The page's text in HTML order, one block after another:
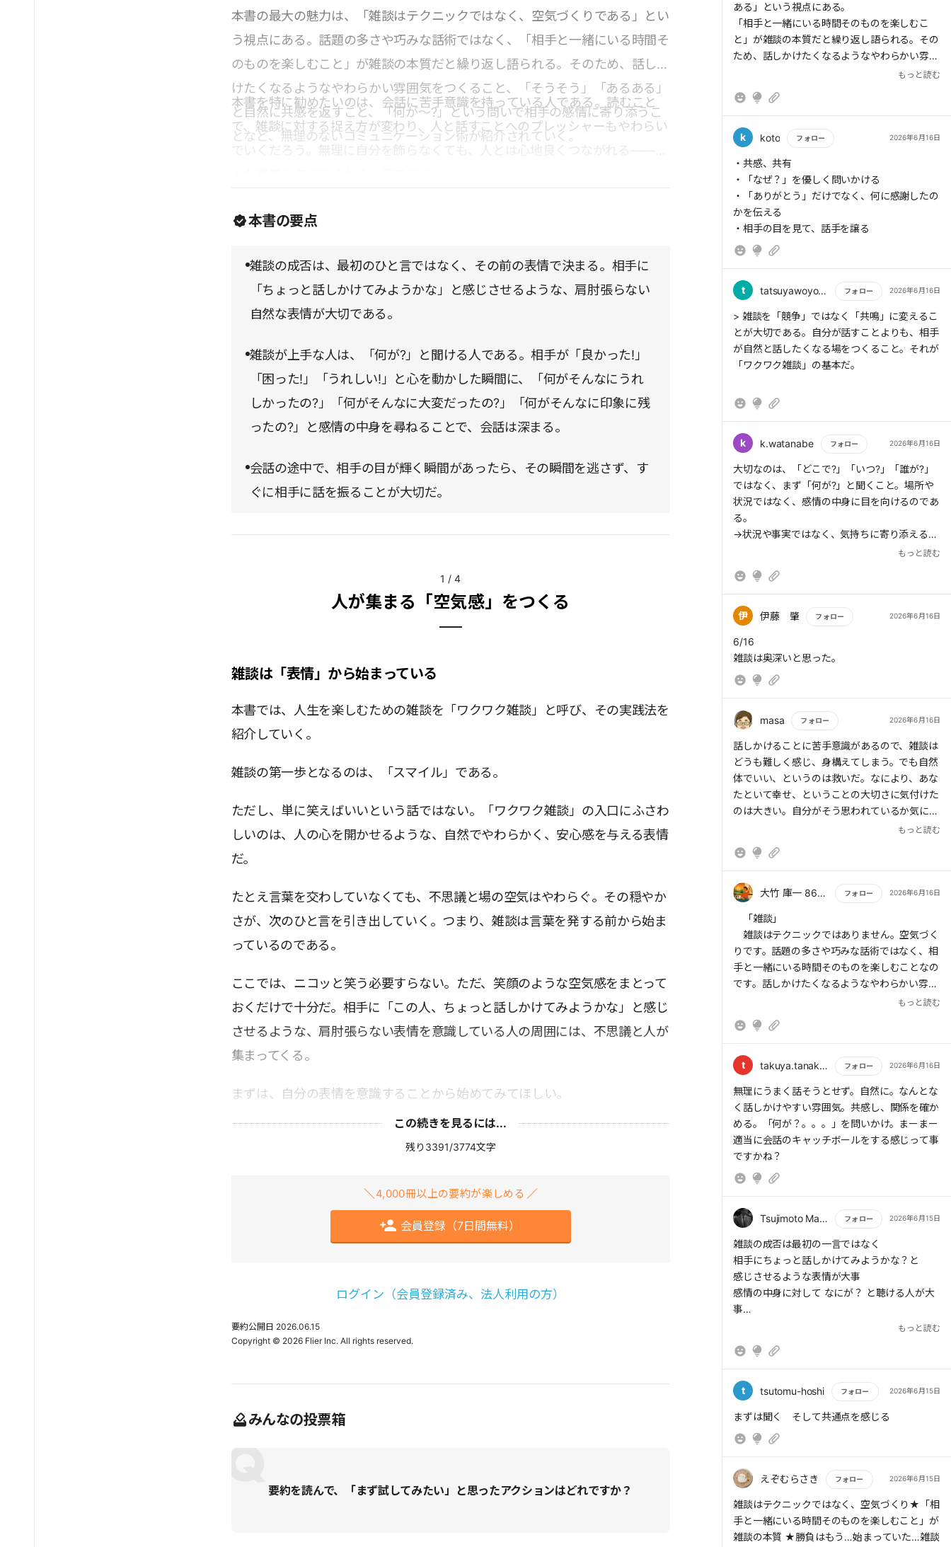
本書の最大の魅力は、「雑談はテクニックではなく、空気づくりである」とい
う視点にある。話題の多さや巧みな話術ではなく、「相手と一緒にいる時間そ
のものを楽しむこと」が雑談の本質だと繰り返し語られる。そのため、話しか
けたくなるようなやわらかい雰囲気をつくること、「そうそう」「あるある」
と自然に共感を返すこと、「何が～?」という問いで相手の感情に寄り添うこ
となど、無理のないコミュニケーション術が紹介されていく。
本書を特に勧めたいのは、会話に苦手意識を持っている人である。読むこと
で、雑談に対する捉え方が変わり、人と話すことへのプレッシャーもやわらい
でいくだろう。無理に自分を飾らなくても、人とは心地良くつながれる――そ
本書の要点
雑談の成否は、最初のひと言ではなく、その前の表情で決まる。相手に
「ちょっと話しかけてみようかな」と感じさせるような、肩肘張らない
自然な表情が大切である。
雑談が上手な人は、「何が?」と聞ける人である。相手が「良かった!」
「困った!」「うれしい!」と心を動かした瞬間に、「何がそんなにうれ
しかったの?」「何がそんなに大変だったの?」「何がそんなに印象に残
ったの?」と感情の中身を尋ねることで、会話は深まる。
会話の途中で、相手の目が輝く瞬間があったら、その瞬間を逃さず、す
ぐに相手に話を振ることが大切だ。
1 / 4
人が集まる「空気感」をつくる
雑談は「表情」から始まっている
本書では、人生を楽しむための雑談を「ワクワク雑談」と呼び、その実践法を
紹介していく。
雑談の第一歩となるのは、「スマイル」である。
ただし、単に笑えばいいという話ではない。「ワクワク雑談」の入口にふさわ
しいのは、人の心を開かせるような、自然でやわらかく、安心感を与える表情
だ。
たとえ言葉を交わしていなくても、不思議と場の空気はやわらぐ。その穏やか
さが、次のひと言を引き出していく。つまり、雑談は言葉を発する前から始ま
っているのである。
ここでは、ニコッと笑う必要すらない。ただ、笑顔のような空気感をまとって
おくだけで十分だ。相手に「この人、ちょっと話しかけてみようかな」と感じ
させるような、肩肘張らない表情を意識している人の周囲には、不思議と人が
集まってくる。
まずは、自分の表情を意識することから始めてみてほしい。
この続きを見るには...
残り3391/3774文字
4,000冊以上の要約が楽しめる
会員登録（7日間無料）
ログイン（会員登録済み、法人利用の方）
要約公開日 2026.06.15
Copyright © 2026 Flier Inc. All rights reserved.
みんなの投票箱
要約を読んで、「まず試してみたい」と思ったアクションはどれですか？
ある」という視点にある。
「相手と一緒にいる時間そのものを楽しむこ
と」が雑談の本質だと繰り返し語られる。その
ため、話しかけたくなるようなやわらかい雰囲
気をつくること、「そうそう」「あるある」と
いで相手の感情に寄り添うこと
> 「ワクワク雑談」の入口にふさわしいのは、
人の心を開かせるような、自然でやわらかく、
安心感を与える表情だ。
雑談は「表情」から始まっている
> 家の縁側で冬の日差しを浴びながら、ぽかぽ
かと過ごしているような感覚に近い。お互いが
自然体のままそこにいて、何気なく言葉を交わ
しながら、少しずつ心があたたまっていく
――。そんな空気を育てる雑談である。
共通感覚があるだけで、関係の温度が変わって
いくのである。
もっと読む
k koto フォロー 2026年6月16日
もっと読む
・共感、共有
・「なぜ？」を優しく問いかける
・「ありがとう」だけでなく、何に感謝したの
かを伝える
・相手の目を見て、話手を譲る
t tatsuyawoyoroshiku フォロー 2026年6月16日
もっと読む
> 雑談を「競争」ではなく「共鳴」に変えるこ
とが大切である。自分が話すことよりも、相手
が自然と話したくなる場をつくること。それが
「ワクワク雑談」の基本だ。
k k.watanabe フォロー 2026年6月16日
もっと読む
大切なのは、「どこで?」「いつ?」「誰が?」
ではなく、まず「何が?」と聞くこと。場所や
状況ではなく、感情の中身に目を向けるのであ
る。
→状況や事実ではなく、気持ちに寄り添えるこ
もっと読む
伊 伊藤 肇 フォロー 2026年6月16日
もっと読む
6/16
雑談は奥深いと思った。
masa フォロー 2026年6月16日
もっと読む
話しかけることに苦手意識があるので、雑談は
どうも難しく感じ、身構えてしまう。でも自然
体でいい、というのは救いだ。なにより、あな
たといて幸せ、ということの大切さに気付けた
のは大きい。自分がそう思われているか気にし
ているのであれば、まずは自分から幸せな気持
の質問も大切にしたい。相手の会話の内容や気
もっと読む
大竹 庫一 860×Kura フォロー 2026年6月16日
もっと読む
「雑談」
雑談はテクニックではありません。空気づく
りです。話題の多さや巧みな話術ではなく、相
手と一緒にいる時間そのものを楽しむことなの
です。話しかけたくなるようなやわらかい雰囲
ただ、笑顔のような空気感をまとっておくこ
かけてみようかな」と感じてもらいましょう。
は、不思議と人が集まってくるのです。
さあ、全力で目の前にいる人の「今ここ」を
一所懸命に応援していきましょう。
もっと読む
t takuya.tanaka1976 フォロー 2026年6月16日
もっと読む
無理にうまく話そうとせず。自然に。なんとな
く話しかけやすい雰囲気。共感し、関係を確か
める。「何が？。。。」を問いかけ。まーまー
適当に会話のキャッチボールをする感じって事
ですかね？
Tsujimoto Masaki フォロー 2026年6月15日
もっと読む
雑談の成否は最初の一言ではなく
相手にちょっと話しかけてみようかな？と
感じさせるような表情が大事
感情の中身に対して なにが？ と聴ける人が大
事
笑顔の雰囲気を纏うことが重要
雑談においては
そうそう！ と あるある！
共感の表現
私は貴方と同じ景色をみている、と伝えること
その時間が幸せだった
自分は満たされた
と言葉で伝えることが大事
もっと読む
t tsutomu-hoshi フォロー 2026年6月15日
もっと読む
まずは聞く そして共通点を感じる
えぞむらさき フォロー 2026年6月15日
もっと読む
雑談はテクニックではなく、空気づくり★「相
手と一緒にいる時間そのものを楽しむこと」が
雑談の本質 ★勝負はもう…始まっていた…雑談